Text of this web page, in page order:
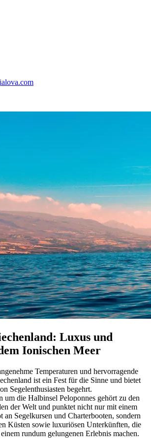
Luxus und
Ionischen Meer
Temperaturen und hervorragende
ist ein Fest für die Sinne und bietet
Segelenthusiasten begehrt.
um die Halbinsel Peloponnes gehört zu den
der Welt und punktet nicht nur mit einem
an Segelkursen und Charterbooten, sondern
Küsten sowie luxuriösen Unterkünften, die
rundum gelungenen Erlebnis machen.